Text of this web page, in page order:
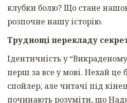
клубки болю? Що стане
розпочне нашу історію.
Труднощі перекладу
Ідентичність у
перш за все у мові. Нехай це
спойлер, але читачі під
починають розуміти, що